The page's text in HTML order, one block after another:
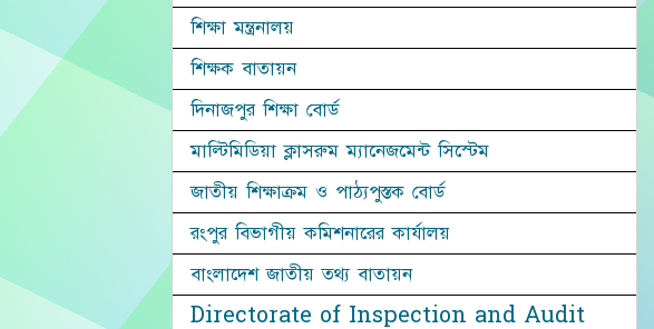
শিক্ষা মন্ত্রনালয়
শিক্ষক বাতায়ন
দিনাজপুর শিক্ষা বোর্ড
মাল্টিমিডিয়া ক্লাসরুম ম্যানেজমেন্ট সিস্টেম
জাতীয় শিক্ষাক্রম ও পাঠ্যপুস্তক বোর্ড
রংপুর বিভাগীয় কমিশনারের কার্যালয়
বাংলাদেশ জাতীয় তথ্য বাতায়ন
Directorate of Inspection and Audit